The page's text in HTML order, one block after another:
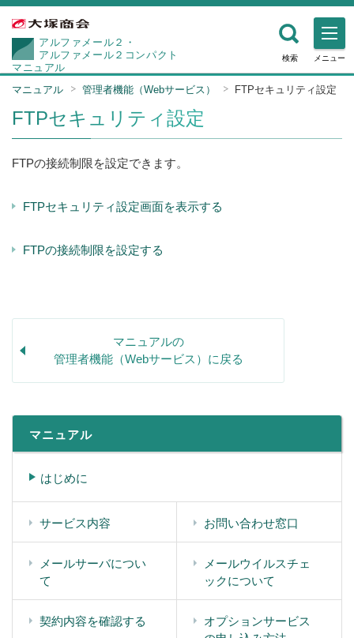
アルファメール２・
アルファメール２コンパクト
マニュアル
検索 メニュー
マニュアル 管理者機能（Webサービス） FTPセキュリティ設定
FTPセキュリティ設定
FTPの接続制限を設定できます。
FTPセキュリティ設定画面を表示する
FTPの接続制限を設定する
マニュアルの
管理者機能（Webサービス）に戻る
マニュアル
はじめに
サービス内容 お問い合わせ窓口
メールサーバについ
て
メールウイルスチェ
ックについて
契約内容を確認する
オプションサービス